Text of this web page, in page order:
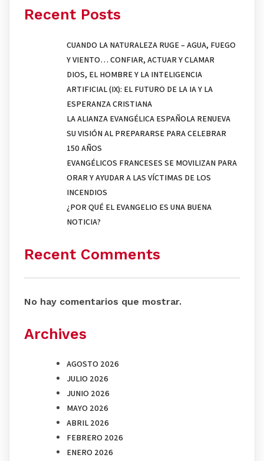
Recent Posts
CUANDO LA NATURALEZA RUGE – AGUA, FUEGO
Y VIENTO… CONFIAR, ACTUAR Y CLAMAR
DIOS, EL HOMBRE Y LA INTELIGENCIA
ARTIFICIAL (IX): EL FUTURO DE LA IA Y LA
ESPERANZA CRISTIANA
LA ALIANZA EVANGÉLICA ESPAÑOLA RENUEVA
SU VISIÓN AL PREPARARSE PARA CELEBRAR
150 AÑOS
EVANGÉLICOS FRANCESES SE MOVILIZAN PARA
ORAR Y AYUDAR A LAS VÍCTIMAS DE LOS
INCENDIOS
¿POR QUÉ EL EVANGELIO ES UNA BUENA
NOTICIA?
Recent Comments
No hay comentarios que mostrar.
Archives
AGOSTO 2026
JULIO 2026
JUNIO 2026
MAYO 2026
ABRIL 2026
FEBRERO 2026
ENERO 2026